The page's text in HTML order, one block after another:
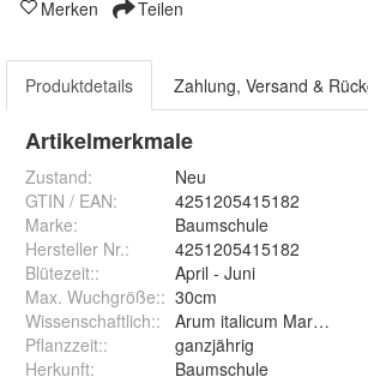
Merken Teilen
Produktdetails Zahlung, Versand &
Artikelmerkmale
Zustand:
Neu
GTIN / EAN:
4251205415182
Marke:
Baumschule
Hersteller Nr.:
4251205415182
Blütezeit::
April - Juni
Max. Wuchgröße:: 30cm
Wissenschaftlich::
Arum italicum
Pflanzzeit::
ganzjährig
Herkunft: Baumschule